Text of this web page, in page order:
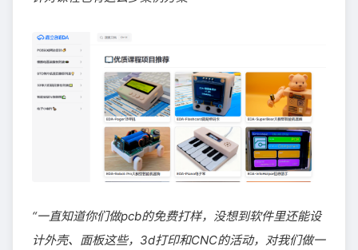
“一直知道你们做pcb的免费打样，没想到软件里还能设
计外壳、面板这些，3d打印和CNC的活动，对我们做一